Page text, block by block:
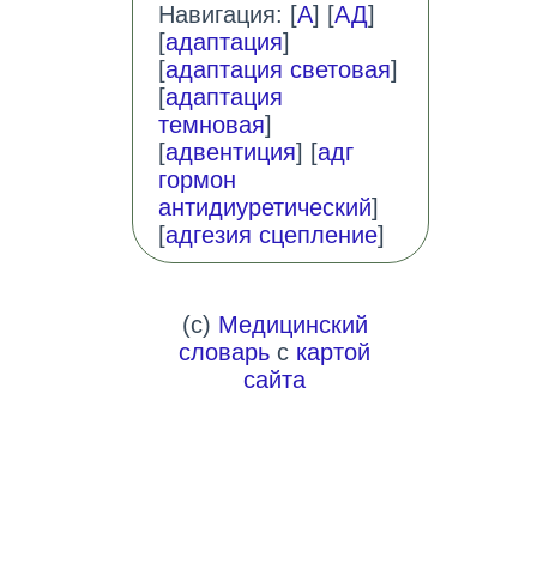
Навигация: [А] [АД]
[адаптация]
[адаптация световая]
[адаптация
темновая]
[адвентиция] [адг
гормон
антидиуретический]
[адгезия сцепление]
(c) Медицинский
словарь с картой
сайта